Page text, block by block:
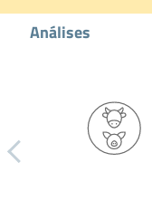
Análises